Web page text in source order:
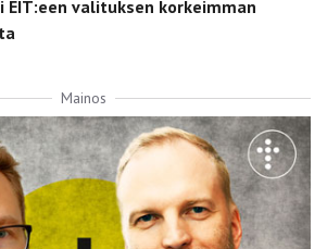
EIT:een valituksen korkeimman
Mainos